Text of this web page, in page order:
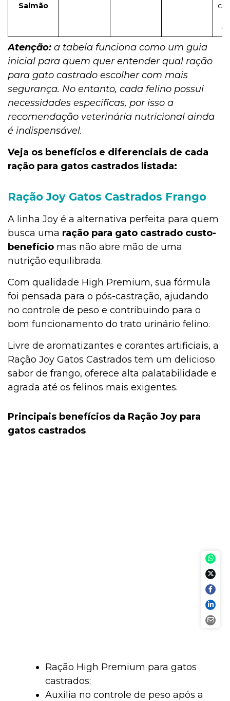
Salmão
Atenção: a tabela funciona como um guia
inicial para quem quer entender qual ração
para gato castrado escolher com mais
segurança. No entanto, cada felino possui
necessidades específicas, por isso a
recomendação veterinária nutricional ainda
é indispensável.
Veja os benefícios e diferenciais de cada
ração para gatos castrados listada:
Ração Joy Gatos Castrados Frango
A linha Joy é a alternativa perfeita para quem
busca uma ração para gato castrado custo-
benefício mas não abre mão de uma
nutrição equilibrada.
Com qualidade High Premium, sua fórmula
foi pensada para o pós-castração, ajudando
no controle de peso e contribuindo para o
bom funcionamento do trato urinário felino.
Livre de aromatizantes e corantes artificiais, a
Ração Joy Gatos Castrados tem um delicioso
sabor de frango, oferece alta palatabilidade e
agrada até os felinos mais exigentes.
Principais benefícios da Ração Joy para
gatos castrados
Ração High Premium para gatos
castrados;
Auxilia no controle de peso após a